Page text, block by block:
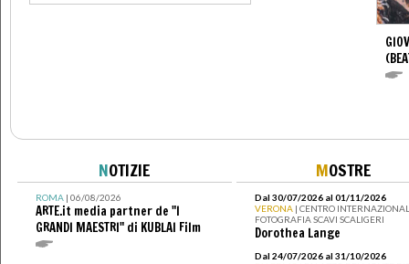
NOTIZIE
ROMA| 06/08/2026
ARTE.it media partner de "I
GRANDI MAESTRI" di KUBLAI Film
MOSTRE
Dal 30/07/2026 al 01/11/2026
VERONA | CENTRO
FOTOGRAFIA SCAVI SCALIGERI
Dorothea Lange
Dal 24/07/2026 al 31/10/2026